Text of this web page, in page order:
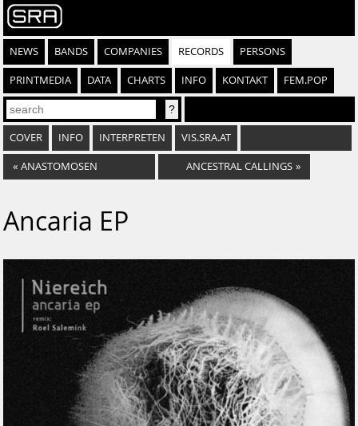
NEWS BANDS COMPANIES RECORDS PERSONS
PRINTMEDIA DATA CHARTS INFO KONTAKT FEM.POP
COVER INFO INTERPRETEN VIS.SRA.AT
« ANASTOMOSEN ANCESTRAL CALLINGS »
Ancaria EP